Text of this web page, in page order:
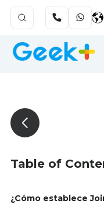
Table of
¿Cómo establece